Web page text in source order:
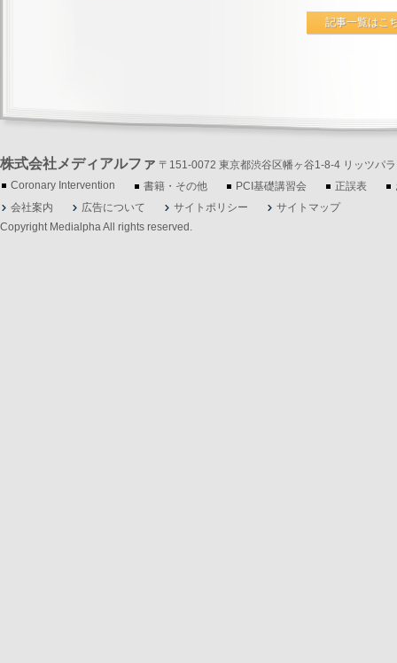
記事一覧はこ
株式会社メディアルファ 〒151-0072 東京都渋谷区幡ヶ谷1-8-4 リッツパ
Coronary Intervention
書籍・その他 PCI基礎講習会 正誤表
会社案内
広告について サイトポリシー
サイトマップ
Copyright Medialpha All rights reserved.